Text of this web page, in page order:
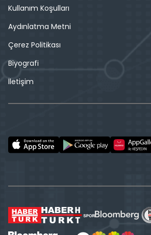
Kullanım Koşulları
Aydınlatma Metni
Çerez Politikası
Biyografi
İletişim